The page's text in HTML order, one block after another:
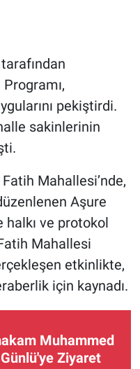
pekiştirdi.
sakinlerinin
Mahallesi’nde,
Aşure
halkı ve protokol
Mahallesi
etkinlikte,
için kaynadı.
Muhammed
Ziyaret